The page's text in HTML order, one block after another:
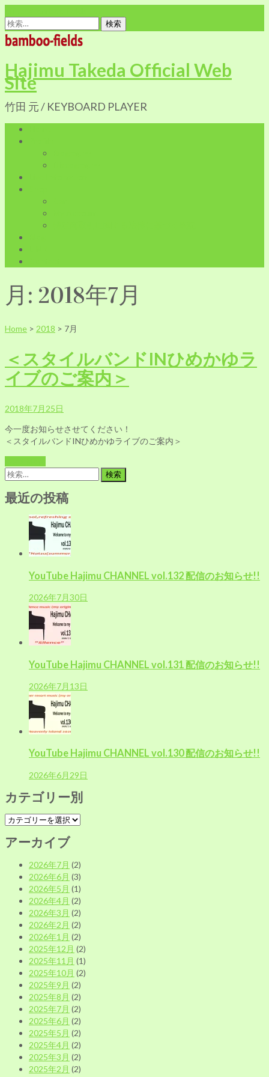
検
索:
Hajimu Takeda Official Web
Site
竹田 元 / KEYBOARD PLAYER
月: 2018年7月
Home > 2018 > 7月
＜スタイルバンドINひめかゆラ
イブのご案内＞
2018年7月25日
今一度お知らせさせてください！
＜スタイルバンドINひめかゆライブのご案内＞
検
最近の投稿
YouTube Hajimu CHANNEL vol.132 配信のお知らせ!!
2026年7月30日
YouTube Hajimu CHANNEL vol.131 配信のお知らせ!!
2026年7月13日
YouTube Hajimu CHANNEL vol.130 配信のお知らせ!!
2026年6月29日
カテゴリー別
カ
ゴ
アーカイブ
2026年7月 (2)
2026年6月 (3)
2026年5月 (1)
2026年4月 (2)
2026年3月 (2)
2026年2月 (2)
2026年1月 (2)
2025年12月 (2)
2025年11月 (1)
2025年10月 (2)
2025年9月 (2)
2025年8月 (2)
2025年7月 (2)
2025年6月 (2)
2025年5月 (2)
2025年4月 (2)
2025年3月 (2)
2025年2月 (2)